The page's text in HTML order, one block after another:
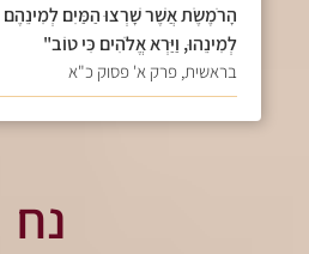
הָרֹמֶשֶׂת אֲשֶׁר שָׁרְצוּ הַמַּיִם לְמִינֵהֶם
לְמִינֵהוּ, וַיַּרְא אֱלֹהִים כִּי טוֹב"
בראשית, פרק א' פסוק כ"א
נח